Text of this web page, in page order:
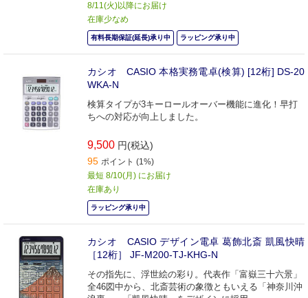
8/11(火)以降にお届け
在庫少なめ
有料長期保証(延長)承り中 ラッピング承り中
カシオ CASIO 本格実務電卓(検算) [12桁] DS-20
WKA-N
検算タイプが3キーロールオーバー機能に進化！早打
ちへの対応が向上しました。
9,500 円(税込)
95 ポイント (1%)
最短 8/10(月) にお届け
在庫あり
ラッピング承り中
カシオ CASIO デザイン電卓 葛飾北斎 凱風快晴
［12桁］ JF-M200-TJ-KHG-N
その指先に、浮世絵の彩り。代表作「富嶽三十六景」
全46図中から、北斎芸術の象徴ともいえる「神奈川沖